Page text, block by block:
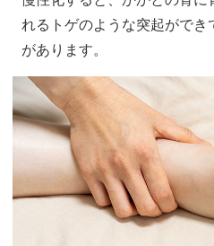
れるトゲのような突起ができ
があります。